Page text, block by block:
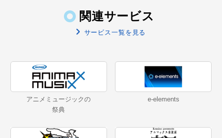
関連サービス
サービス一覧を見る
アニメミュージックの
祭典
e-elements